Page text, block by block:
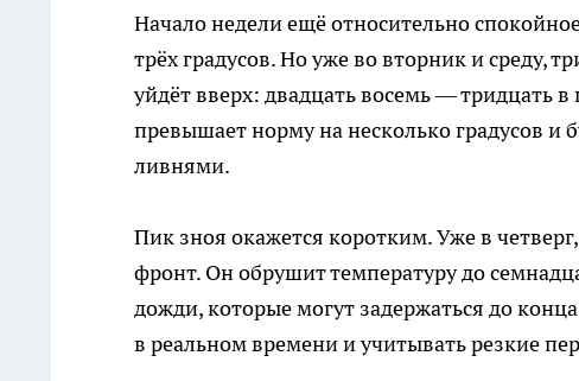
Начало недели ещё относительно
трёх градусов. Но уже во вторник и среду,
уйдёт вверх: двадцать восемь — тридцать
превышает норму на несколько градусов и
ливнями.
Пик зноя окажется коротким. Уже в
фронт. Он обрушит температуру до
дожди, которые могут задержаться до
в реальном времени и учитывать резкие